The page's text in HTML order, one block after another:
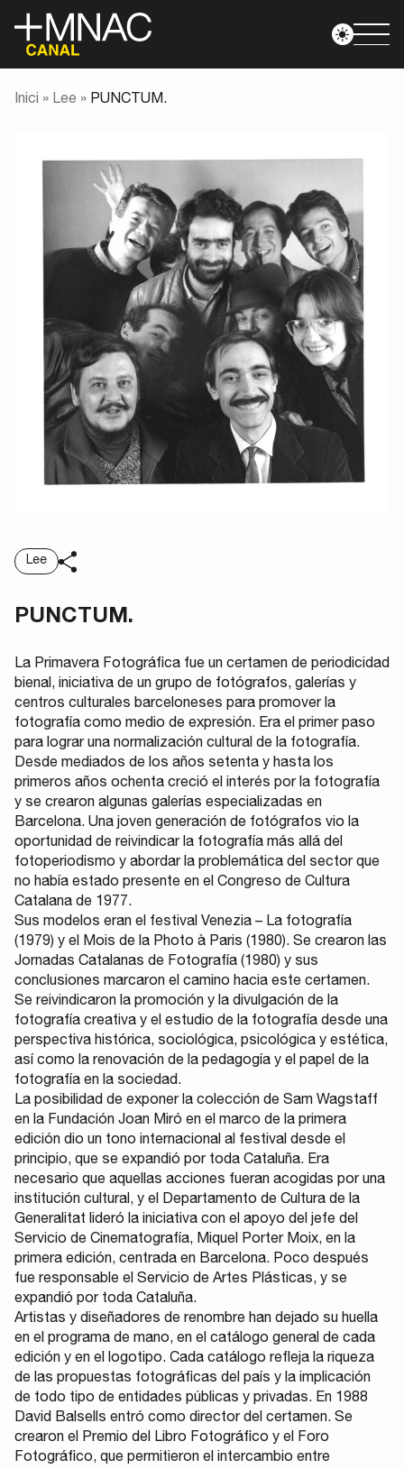
Inici » Lee » PUNCTUM.
Lee
PUNCTUM.
La Primavera Fotográfica fue un certamen de periodicidad
bienal, iniciativa de un grupo de fotógrafos, galerías y
centros culturales barceloneses para promover la
fotografía como medio de expresión. Era el primer paso
para lograr una normalización cultural de la fotografía.
Desde mediados de los años setenta y hasta los
primeros años ochenta creció el interés por la fotografía
y se crearon algunas galerías especializadas en
Barcelona. Una joven generación de fotógrafos vio la
oportunidad de reivindicar la fotografía más allá del
fotoperiodismo y abordar la problemática del sector que
no había estado presente en el Congreso de Cultura
Catalana de 1977.
Sus modelos eran el festival Venezia – La fotografía
(1979) y el Mois de la Photo à Paris (1980). Se crearon las
Jornadas Catalanas de Fotografía (1980) y sus
conclusiones marcaron el camino hacia este certamen.
Se reivindicaron la promoción y la divulgación de la
fotografía creativa y el estudio de la fotografía desde una
perspectiva histórica, sociológica, psicológica y estética,
así como la renovación de la pedagogía y el papel de la
fotografía en la sociedad.
La posibilidad de exponer la colección de Sam Wagstaff
en la Fundación Joan Miró en el marco de la primera
edición dio un tono internacional al festival desde el
principio, que se expandió por toda Cataluña. Era
necesario que aquellas acciones fueran acogidas por una
institución cultural, y el Departamento de Cultura de la
Generalitat lideró la iniciativa con el apoyo del jefe del
Servicio de Cinematografía, Miquel Porter Moix, en la
primera edición, centrada en Barcelona. Poco después
fue responsable el Servicio de Artes Plásticas, y se
expandió por toda Cataluña.
Artistas y diseñadores de renombre han dejado su huella
en el programa de mano, en el catálogo general de cada
edición y en el logotipo. Cada catálogo refleja la riqueza
de las propuestas fotográficas del país y la implicación
de todo tipo de entidades públicas y privadas. En 1988
David Balsells entró como director del certamen. Se
crearon el Premio del Libro Fotográfico y el Foro
Fotográfico, que permitieron el intercambio entre